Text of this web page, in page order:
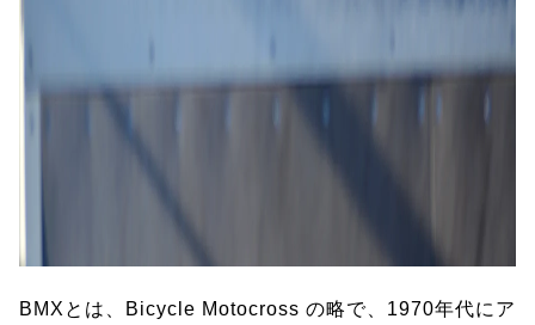
BMXとは、Bicycle Motocross の略で、1970年代にア